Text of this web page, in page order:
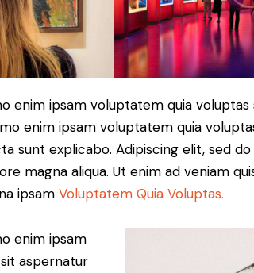
enim ipsam voluptatem quia
enim ipsam voluptatem quia
sunt explicabo. Adipiscing elit, sed
magna aliqua. Ut enim ad veniam
ipsam Voluptatem Quia Voluptas.
enim ipsam
aspernatur